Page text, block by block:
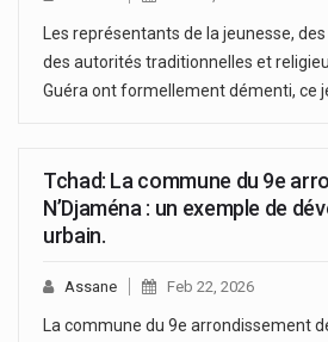
Les représentants de la jeunesse,
des autorités traditionnelles et
Guéra ont formellement démenti, ce
Tchad: La commune du 9e
N’Djaména : un exemple de
urbain.
Assane Feb 22, 2026
La commune du 9e arrondissement